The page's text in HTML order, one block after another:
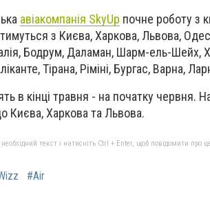
авіакомпанія SkyUp почне роботу з
з Києва, Харкова, Львова,
Бодрум, Даламан, Шарм-ель-Шейх,
Тірана, Ріміні, Бургас, Варна,
в кінці травня - на початку червня.
Києва, Харкова та Львова.
текст і натисніть Ctrl + Enter, щоб повідомити про
#Air